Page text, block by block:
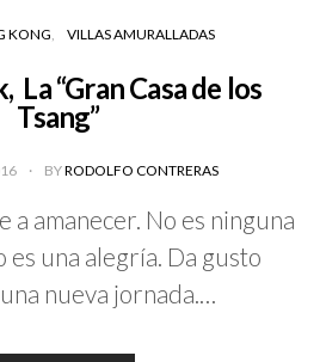
KONG VILLAS AMURALLADAS
La “Gran Casa de los
Tsang”
BYRODOLFO CONTRERAS
a amanecer. No es ninguna
una alegría. Da gusto
nueva jornada.…